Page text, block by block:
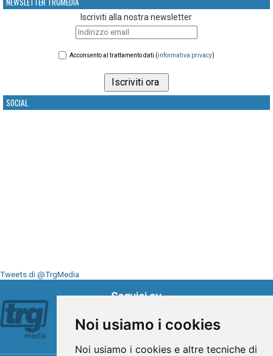
Noi usiamo i cookies
Noi usiamo i cookies e altre tecniche di
Iscriviti alla nostra newsletter
Acconsento al trattamento dati (informativa privacy)
SOCIAL
Tweets di @TrgMedia
Seguici su